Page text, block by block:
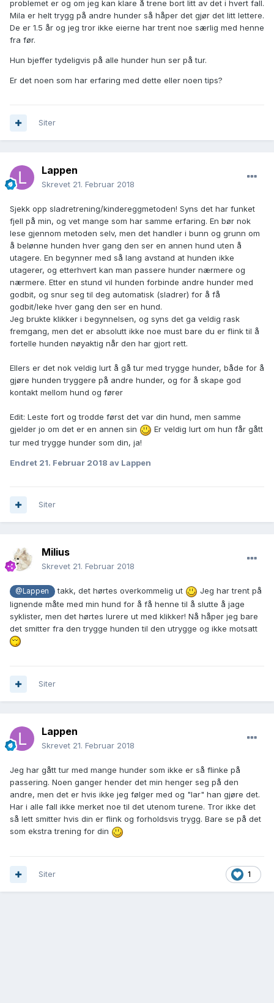
problemet er og om jeg kan klare å trene bort litt av det i hvert fall.
Mila er helt trygg på andre hunder så håper det gjør det litt lettere.
De er 1.5 år og jeg tror ikke eierne har trent noe særlig med henne
fra før.
Hun bjeffer tydeligvis på alle hunder hun ser på tur.
Er det noen som har erfaring med dette eller noen tips?
Siter
Lappen
Skrevet 21. Februar 2018
Sjekk opp sladretrening/kindereggmetoden! Syns det har funket
fjell på min, og vet mange som har samme erfaring. En bør nok
lese gjennom metoden selv, men det handler i bunn og grunn om
å belønne hunden hver gang den ser en annen hund uten å
utagere. En begynner med så lang avstand at hunden ikke
utagerer, og etterhvert kan man passere hunder nærmere og
nærmere. Etter en stund vil hunden forbinde andre hunder med
godbit, og snur seg til deg automatisk (sladrer) for å få
godbit/leke hver gang den ser en hund.
Jeg brukte klikker i begynnelsen, og syns det ga veldig rask
fremgang, men det er absolutt ikke noe must bare du er flink til å
fortelle hunden nøyaktig når den har gjort rett.
Ellers er det nok veldig lurt å gå tur med trygge hunder, både for å
gjøre hunden tryggere på andre hunder, og for å skape god
kontakt mellom hund og fører
Edit: Leste fort og trodde først det var din hund, men samme
gjelder jo om det er en annen sin
Er veldig lurt om hun får gått
tur med trygge hunder som din, ja!
Endret 21. Februar 2018 av Lappen
Siter
Milius
Skrevet 21. Februar 2018
@Lappen takk, det hørtes overkommelig ut
Jeg har trent på
lignende måte med min hund for å få henne til å slutte å jage
syklister, men det hørtes lurere ut med klikker! Nå håper jeg bare
det smitter fra den trygge hunden til den utrygge og ikke motsatt
Siter
Lappen
Skrevet 21. Februar 2018
Jeg har gått tur med mange hunder som ikke er så flinke på
passering. Noen ganger hender det min henger seg på den
andre, men det er hvis ikke jeg følger med og "lar" han gjøre det.
Har i alle fall ikke merket noe til det utenom turene. Tror ikke det
så lett smitter hvis din er flink og forholdsvis trygg. Bare se på det
som ekstra trening for din
1
Siter